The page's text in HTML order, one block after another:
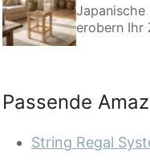
Japanische
erobern Ihr
Passende
String Regal